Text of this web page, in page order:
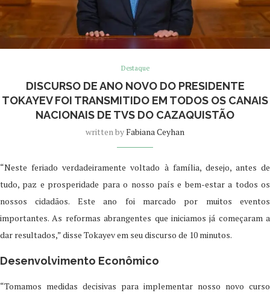
Destaque
DISCURSO DE ANO NOVO DO PRESIDENTE
TOKAYEV FOI TRANSMITIDO EM TODOS OS CANAIS
NACIONAIS DE TVS DO CAZAQUISTÃO
written byFabiana Ceyhan
“Neste feriado verdadeiramente voltado à família, desejo, antes de
tudo, paz e prosperidade para o nosso país e bem-estar a todos os
nossos cidadãos. Este ano foi marcado por muitos eventos
importantes. As reformas abrangentes que iniciamos já começaram a
dar resultados,” disse Tokayev em seu discurso de 10 minutos.
Desenvolvimento Econômico
“Tomamos medidas decisivas para implementar nosso novo curso